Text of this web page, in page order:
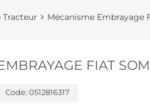
Tracteur Mécanisme Embrayage
FIAT
Code: 0512816317